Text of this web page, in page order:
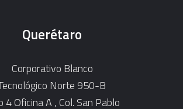
Querétaro
Corporativo Blanco
Norte 950-B
4 Oficina A , Col. San Pablo